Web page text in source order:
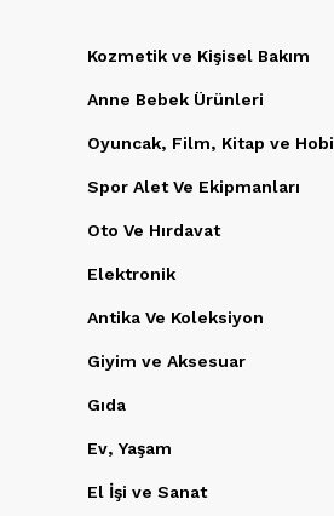
Kozmetik ve Kişisel Bakım
Anne Bebek Ürünleri
Oyuncak, Film, Kitap ve Hobi
Spor Alet Ve Ekipmanları
Oto Ve Hırdavat
Elektronik
Antika Ve Koleksiyon
Giyim ve Aksesuar
Gıda
Ev, Yaşam
El İşi ve Sanat